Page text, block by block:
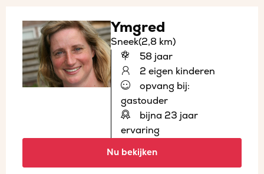
Ymgred
Sneek(2,8 km)
58 jaar
2 eigen kinderen
opvang bij:
gastouder
bijna 23 jaar
ervaring
Nu bekijken